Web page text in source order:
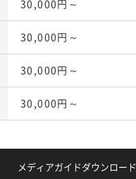
30,000円～
30,000円～
30,000円～
30,000円～
メディアガイドダウンロード